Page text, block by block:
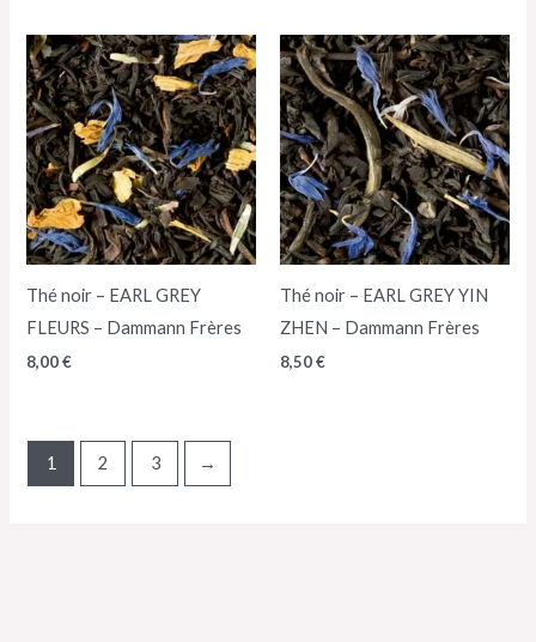
Thé noir – EARL GREY
FLEURS – Dammann Frères
8,00€
Thé noir – EARL GREY YIN
ZHEN – Dammann Frères
8,50€
1 2 3 →